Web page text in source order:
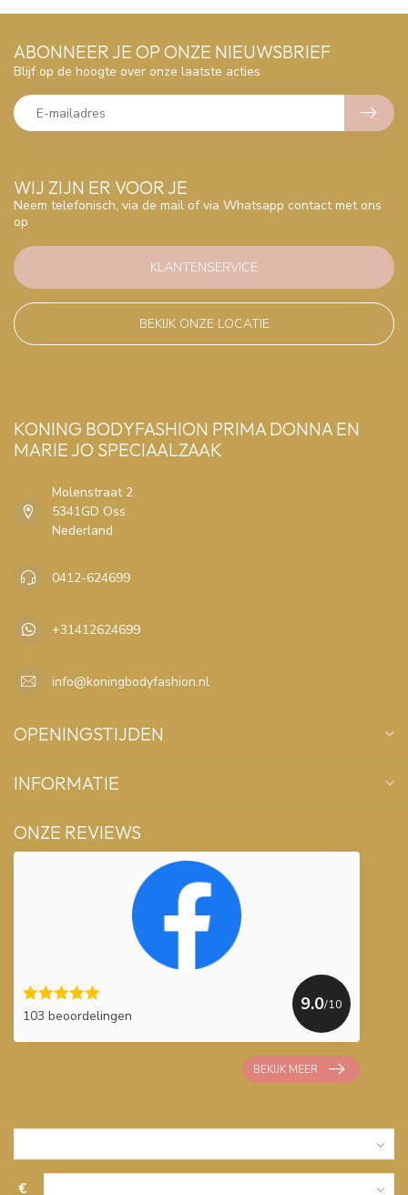
WIJ ZIJN ER VOOR JE
Neem telefonisch, via de mail of via Whatsapp contact met ons
op
KLANTENSERVICE
BEKIJK ONZE LOCATIE
ABONNEER JE OP ONZE NIEUWSBRIEF
Blijf op de hoogte over onze laatste acties
KONING BODYFASHION PRIMA DONNA EN
MARIE JO SPECIAALZAAK
Molenstraat 2
5341GD Oss
Nederland
0412-624699
+31412624699
info@koningbodyfashion.nl
OPENINGSTIJDEN
INFORMATIE
ONZE REVIEWS
103 beoordelingen
9.0/10
BEKIJK MEER
€